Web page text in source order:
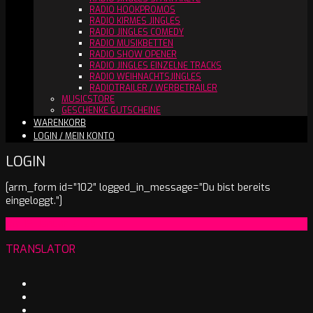
RADIO HOOKPROMOS
RADIO KIRMES JINGLES
RADIO JINGLES COMEDY
RADIO MUSIKBETTEN
RADIO SHOW OPENER
RADIO JINGLES EINZELNE TRACKS
RADIO WEIHNACHTSJINGLES
RADIOTRAILER / WERBETRAILER
MUSICSTORE
GESCHENKE GUTSCHEINE
WARENKORB
LOGIN / MEIN KONTO
LOGIN
[arm_form id=”102″ logged_in_message=”Du bist bereits
eingeloggt.”]
19
TRANSLATOR